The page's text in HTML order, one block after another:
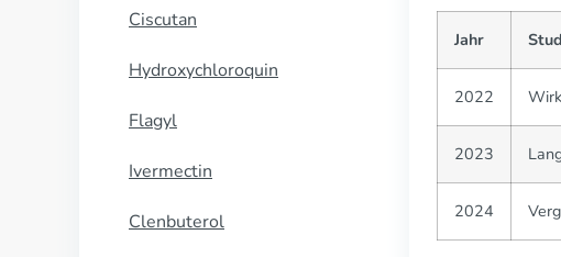
Ciscutan
Hydroxychloroquin
Flagyl
Ivermectin
Clenbuterol
Jahr
2022
2023
2024